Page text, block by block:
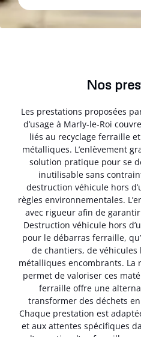
Nos
Les prestations proposées
d’usage à Marly-le-Roi
liés au recyclage ferraille
métalliques. L’enlèvement
solution pratique pour se
inutilisable sans
destruction véhicule hors
règles environnementales.
avec rigueur afin de
Destruction véhicule hors
pour le débarras ferraille,
de chantiers, de véhicules
métalliques encombrants. La
permet de valoriser ces
ferraille offre une
transformer des déchets
Chaque prestation est
et aux attentes spécifiques